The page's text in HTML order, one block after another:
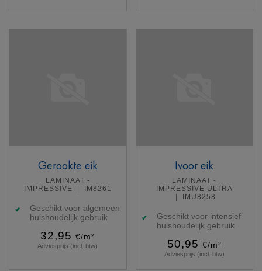
Gerookte eik
LAMINAAT -
IMPRESSIVE
IM8261
Geschikt voor algemeen
huishoudelijk gebruik
32,95 €/m²
Adviesprijs (incl. btw)
Ivoor eik
LAMINAAT -
IMPRESSIVE ULTRA
IMU8258
Geschikt voor intensief
huishoudelijk gebruik
50,95 €/m²
Adviesprijs (incl. btw)